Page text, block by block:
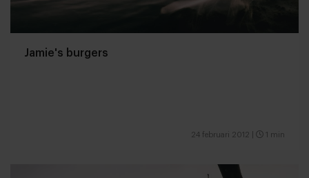
Jamie's burgers
24 februari 2012 1 min